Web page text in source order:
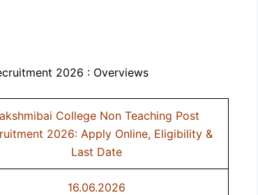
2026 : Overviews
College Non Teaching Post
2026: Apply Online, Eligibility &
Last Date
16.06.2026